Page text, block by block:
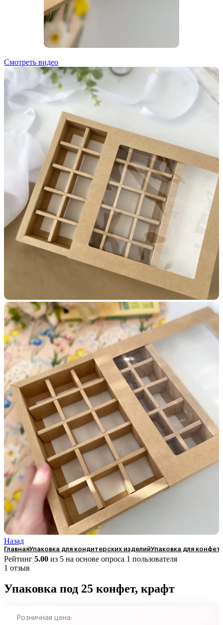
Смотреть видео
Назад
ГлавнаяУпаковка для кондитерских изделийУпаковка для конфет
Рейтинг 5.00 из 5 на основе опроса 1 пользователя
1 отзыв
Упаковка под 25 конфет, крафт
Розничная цена: